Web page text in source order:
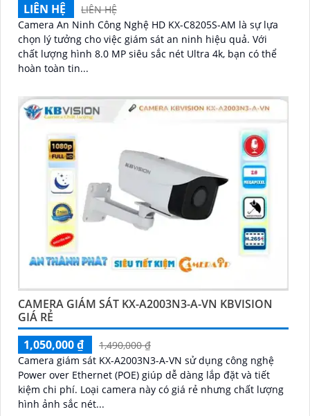
LIÊN HỆ
LIÊN HỆ
Camera An Ninh Công Nghệ HD KX-C8205S-AM là sự lựa
chọn lý tưởng cho việc giám sát an ninh hiệu quả. Với
chất lượng hình 8.0 MP siêu sắc nét Ultra 4k, bạn có thể
hoàn toàn tin...
CAMERA GIÁM SÁT KX-A2003N3-A-VN KBVISION
GIÁ RẺ
1,050,000 ₫
1,490,000 ₫
Camera giám sát KX-A2003N3-A-VN sử dụng công nghệ
Power over Ethernet (POE) giúp dễ dàng lắp đặt và tiết
kiệm chi phí. Loại camera này có giá rẻ nhưng chất lượng
hình ảnh sắc nét...